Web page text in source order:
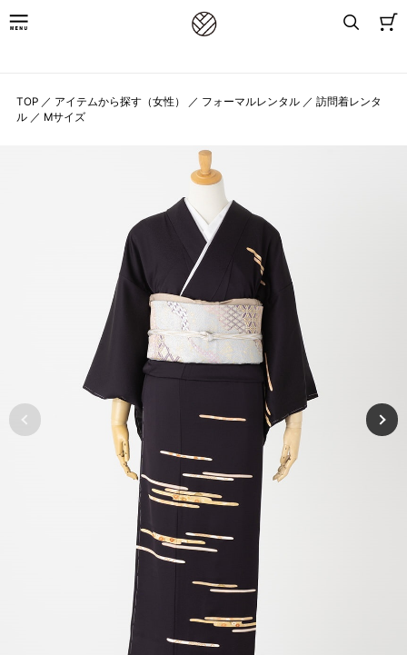
TOP ／ アイテムから探す（女性） ／ フォーマルレンタル ／ 訪問着レンタ
ル ／ Mサイズ